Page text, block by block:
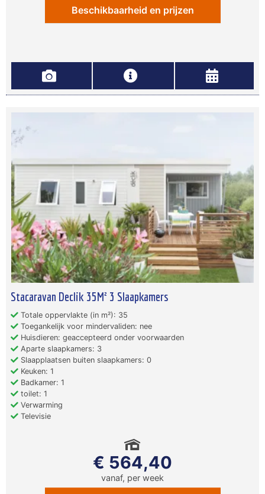
Beschikbaarheid en prijzen
Stacaravan Declik 35M² 3 Slaapkamers
Totale oppervlakte (in m²): 35
Toegankelijk voor mindervaliden: nee
Huisdieren: geaccepteerd onder voorwaarden
Aparte slaapkamers: 3
Slaapplaatsen buiten slaapkamers: 0
Keuken: 1
Badkamer: 1
toilet: 1
Verwarming
Televisie
€ 564,40
vanaf, per week